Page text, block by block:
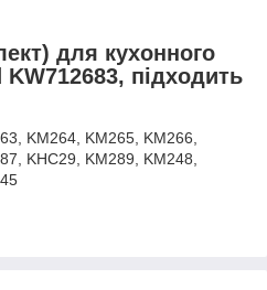
для кухонного
підходить
KM264, KM265, KM266,
KHC29, KM289, KM248,